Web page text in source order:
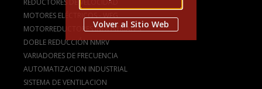
Volver al Sitio Web
REDUCTORES DE VELOCIDAD
MOTORES ELÉCTRICOS - WEG
MOTORREDUCTORES INDUSTRIALES
DOBLE REDUCCIÓN NMRV
VARIADORES DE FRECUENCIA
AUTOMATIZACION INDUSTRIAL
SISTEMA DE VENTILACION